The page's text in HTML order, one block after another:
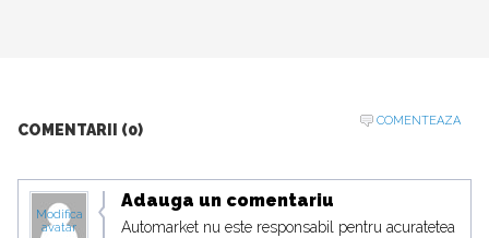
COMENTARII (0)
COMENTEAZA
Modifica
avatar
Adauga un comentariu
Automarket nu este responsabil pentru acuratetea